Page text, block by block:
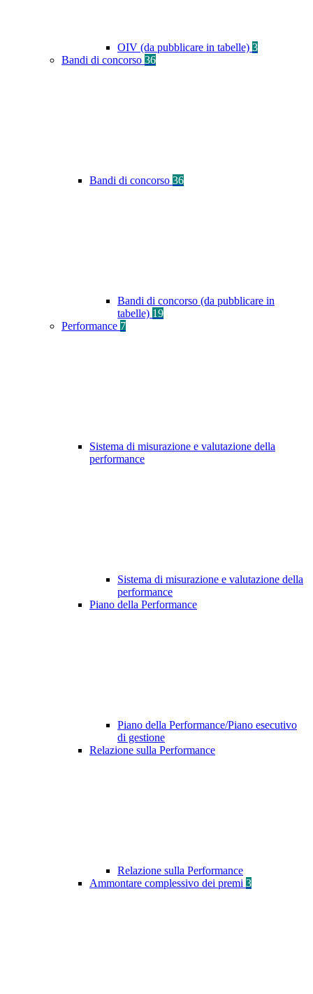
OIV (da pubblicare in tabelle) 3
Bandi di concorso 36
Bandi di concorso 36
Bandi di concorso (da pubblicare in
tabelle) 19
Performance 7
Sistema di misurazione e valutazione della
performance
Sistema di misurazione e valutazione della
performance
Piano della Performance
Piano della Performance/Piano esecutivo
di gestione
Relazione sulla Performance
Relazione sulla Performance
Ammontare complessivo dei premi 3